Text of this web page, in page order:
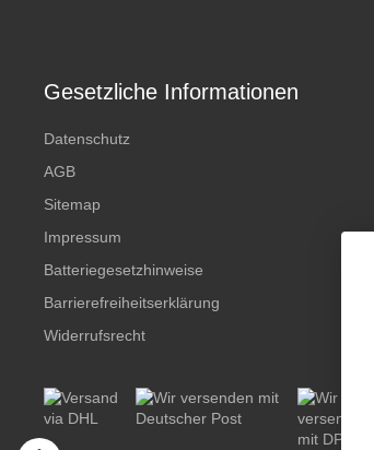
Gesetzliche Informationen
Datenschutz
AGB
Sitemap
Impressum
Batteriegesetzhinweise
Barrierefreiheitserklärung
Widerrufsrecht